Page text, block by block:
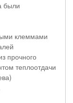
были
клеммами
прочного
теплоотдачи